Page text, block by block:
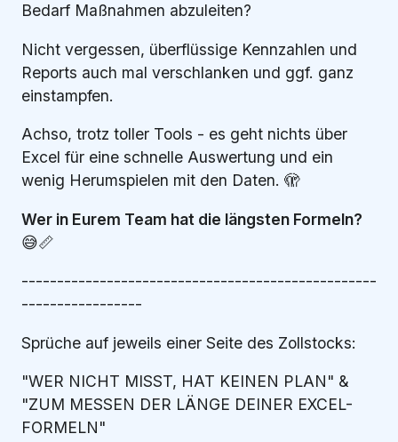
Bedarf Maßnahmen abzuleiten?
Nicht vergessen, überflüssige Kennzahlen und
Reports auch mal verschlanken und ggf. ganz
einstampfen.
Achso, trotz toller Tools - es geht nichts über
Excel für eine schnelle Auswertung und ein
wenig Herumspielen mit den Daten. 🫣
Wer in Eurem Team hat die längsten Formeln?
😅📏
--------------------------------------------------
-----------------
Sprüche auf jeweils einer Seite des Zollstocks:
"WER NICHT MISST, HAT KEINEN PLAN" &
"ZUM MESSEN DER LÄNGE DEINER EXCEL-
FORMELN"